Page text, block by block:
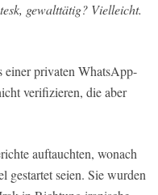
gewalttätig? Vielleicht.
einer privaten WhatsApp-
verifizieren, die aber
auftauchten, wonach
gestartet seien. Sie wurden